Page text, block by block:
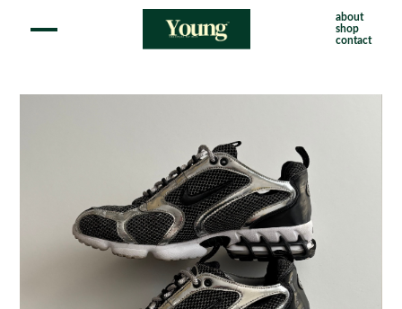
about
shop
contact